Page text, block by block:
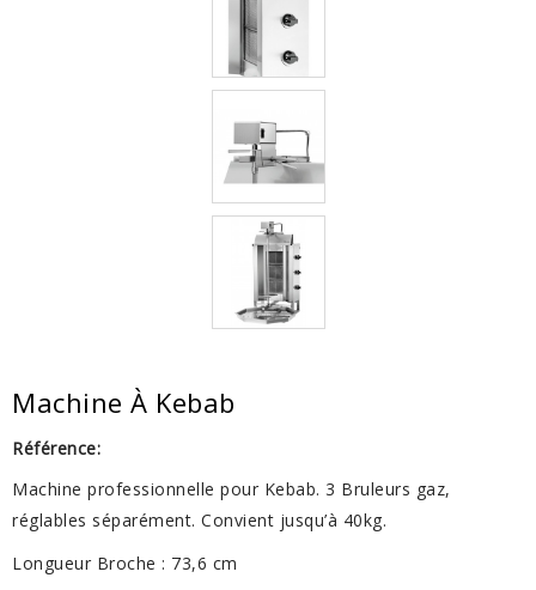
Machine À Kebab
Référence:
Machine professionnelle pour Kebab. 3 Bruleurs gaz,
réglables séparément. Convient jusqu’à 40kg.
Longueur Broche : 73,6 cm